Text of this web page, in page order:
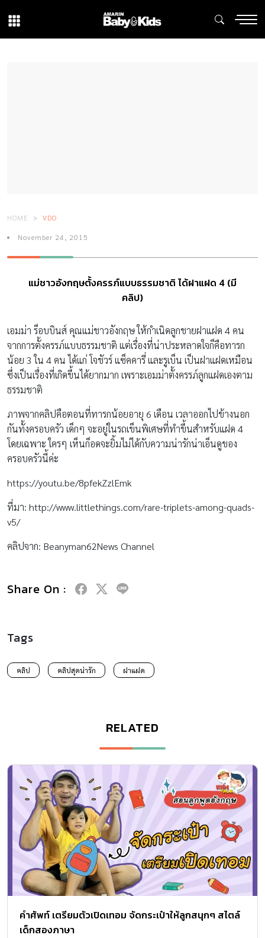
HOME VDO
November 24, 2015
แม่ชาวอังกฤษตั้งครรภ์แบบธรรมชาติ ได้ฝาแฝด 4 (มี
คลิป)
เอมม่า ร็อบบินส์ คุณแม่ชาวอังกฤษ ให้กำเนิดลูกชายฝาแฝด 4 คน
จากการตั้งครรภ์แบบธรรมชาติ แต่เรื่องที่น่าประหลาดใจก็คือทารก
น้อย 3 ใน 4 คน ได้แก่ โจชัวร์ แซ็คคารี่ และรูเบ็น เป็นฝาแฝดเหมือน
ซึ่งเป็นเรื่องที่เกิดขึ้นได้ยากมาก เพราะเอมม่าตั้งครรภ์ลูกแฝดเองตาม
ธรรมชาติ
ภาพจากคลิปคือตอนที่ทารกน้อยอายุ 6 เดือน เวลาออกไปข้างนอก
กันทั้งครอบครัว เด็กๆ จะอยู่ในรถเข็นพิเศษที่ทำขึ้นสำหรับแฝด 4
โดยเฉพาะ ใครๆ เห็นก็อดจะยิ้มไม่ได้กับความน่ารักน่าเอ็นดูของ
ครอบครัวนี้ค่ะ
https://youtu.be/8pfekZzlEmk
ที่มา: http://www.littlethings.com/rare-triplets-among-quads-
v5/
คลิปจาก: Beanyman62News Channel
Share On :
Tags
คลิป คลิปสุดน่ารัก ฝาแฝด
RELATED
คำศัพท์ เตรียมตัวเปิดเทอม จัดกระเป๋าให้ลูกสนุกๆ สไตล์
เด็กสองภาษา